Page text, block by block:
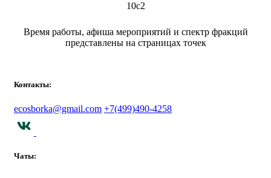
10с2
Время работы, афиша мероприятий и спектр фракций
представлены на страницах точек
Контакты:
ecosborka@gmail.com +7(499)490-4258
Чаты: